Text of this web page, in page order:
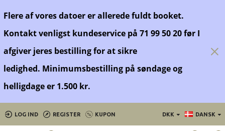
Flere af vores datoer er allerede fuldt booket.
Kontakt venligst kundeservice på 71 99 50 20 før I
afgiver jeres bestilling for at sikre
ledighed. Minimumsbestilling på søndage og
helligdage er 1.500 kr.
LOG IND REGISTER KUPON DKK DANSK